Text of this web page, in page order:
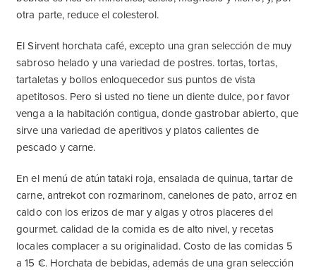
otra parte, reduce el colesterol.
El Sirvent horchata café, excepto una gran selección de muy
sabroso helado y una variedad de postres. tortas, tortas,
tartaletas y bollos enloquecedor sus puntos de vista
apetitosos. Pero si usted no tiene un diente dulce, por favor
venga a la habitación contigua, donde gastrobar abierto, que
sirve una variedad de aperitivos y platos calientes de
pescado y carne.
En el menú de atún tataki roja, ensalada de quinua, tartar de
carne, antrekot con rozmarinom, canelones de pato, arroz en
caldo con los erizos de mar y algas y otros placeres del
gourmet. calidad de la comida es de alto nivel, y recetas
locales complacer a su originalidad. Costo de las comidas 5
a 15 €. Horchata de bebidas, además de una gran selección